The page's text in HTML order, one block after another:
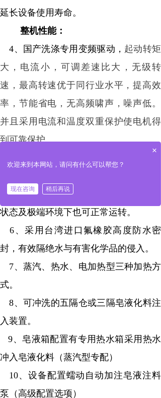
延长设备使用寿命。
整机性能：
4、国产洗涤专用变频驱动， 起动转矩
大，电流小，可调差速比大，无级转
速，最高转速优于同行业水平，提高效
率，节能省电，无高频啸声，噪声低。
并且采用电流和温度双重保护使电机得
到可靠保护。
承，同心设计，保证设备在大负荷工作
状态及极端环境下也可正常运转。
6、采用台湾进口氟橡胶高度防水密
封，有效隔绝水与有害化学品的侵入。
7、蒸汽、热水、电加热型三种加热方
式。
8、可冲洗的五隔仓或三隔皂液化料注
入装置。
9、皂液箱配置有专用热水箱采用热水
冲入皂液化料（蒸汽型专配）
10、设备配置蠕动自动加注皂液注料
泵（高级配置选项）
×
欢迎来到本网站，请问有什么可以帮您？
现在咨询 稍后再说